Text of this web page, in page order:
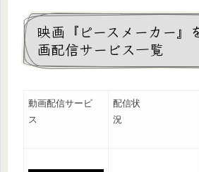
映画『ピースメーカー』
画配信サービス一覧
動画配信サービ
ス
配信状
況